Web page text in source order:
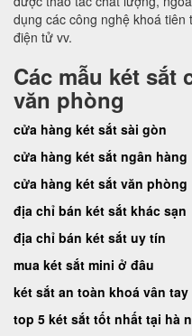
dụng các công nghệ khoá
điện tử vv.
Các mẫu két sắt
văn phòng
cửa hàng két sắt sài gòn
cửa hàng két sắt ngân hàng
cửa hàng két sắt văn phòng
địa chỉ bán két sắt khác sạn
địa chỉ bán két sắt uy tín
mua két sắt mini ở đâu
két sắt an toàn khoá vân tay
top 5 két sắt tốt nhất tại hà